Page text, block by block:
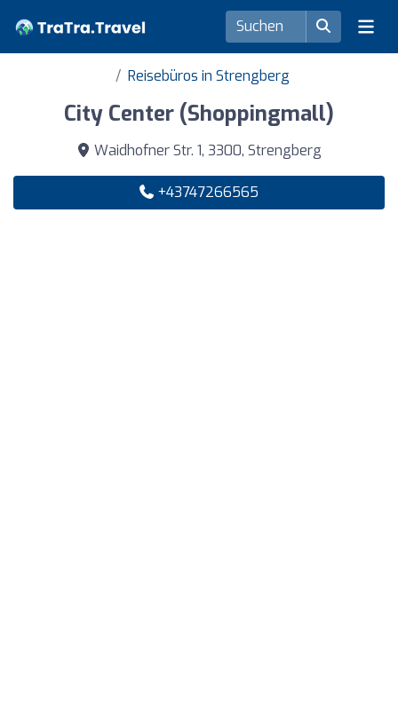
Reisebüros in Strengberg
City Center (Shoppingmall)
Waidhofner Str. 1, 3300, Strengberg
+43747266565